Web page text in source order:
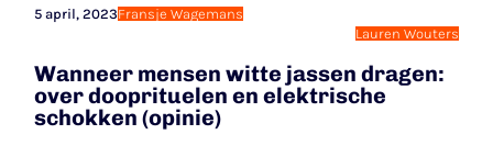
5 april, 2023Fransje Wagemans
Lauren Wouters
Wanneer mensen witte jassen dragen:
over dooprituelen en elektrische
schokken (opinie)